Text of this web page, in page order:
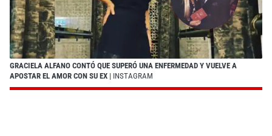
GRACIELA ALFANO CONTÓ QUE SUPERÓ UNA ENFERMEDAD Y VUELVE A
APOSTAR EL AMOR CON SU EX | INSTAGRAM